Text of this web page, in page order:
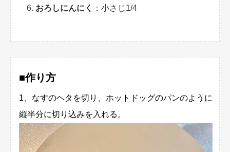
おろしにんにく ：小さじ1/4
■作り方
1、なすのヘタを切り、ホットドッグのパンのように
縦半分に切り込みを入れる。